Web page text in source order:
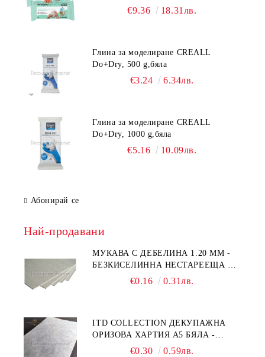
€9.36 18.31лв.
Глина за моделиране CREALL
Do+Dry, 500 g,бяла
€3.24 6.34лв.
Глина за моделиране CREALL
Do+Dry, 1000 g,бяла
€5.16 10.09лв.
Абонирай се
Най-продавани
МУКАВА С ДЕБЕЛИНА 1.20 MM -
БЕЗКИСЕЛИННА НЕСТАРЕЕЩА А5
- 210 Х 150ММ
€0.16 0.31лв.
ITD COLLECTION ДЕКУПАЖНА
ОРИЗОВА ХАРТИЯ А5 БЯЛА -
€0.30 0.59лв.